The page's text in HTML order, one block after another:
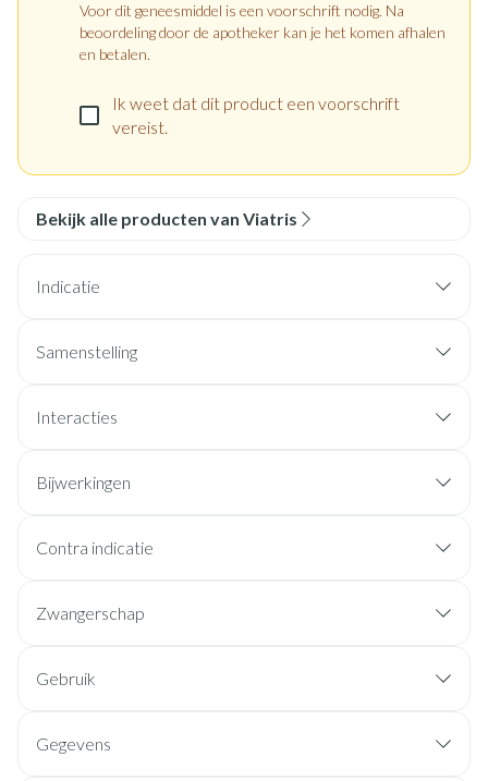
Voor dit geneesmiddel is een voorschrift nodig. Na
beoordeling door de apotheker kan je het komen afhalen
en betalen.
Ik weet dat dit product een voorschrift
vereist.
Bekijk alle producten van Viatris
Indicatie
Samenstelling
Interacties
Bijwerkingen
Contra indicatie
Zwangerschap
Gebruik
Gegevens